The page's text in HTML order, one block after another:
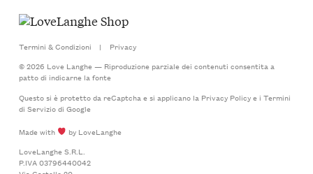
Termini & Condizioni |
Privacy
© 2026 Love Langhe — Riproduzione parziale dei contenuti consentita a
patto di indicarne la fonte
Questo si è protetto da reCaptcha e si applicano la Privacy Policye i Termini
di Serviziodi Google
Made with
by LoveLanghe
LoveLanghe S.R.L.
P.IVA 03796440042